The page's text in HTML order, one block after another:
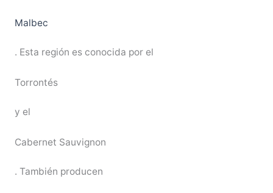
Malbec
. Esta región es conocida por el
Torrontés
y el
Cabernet Sauvignon
. También producen